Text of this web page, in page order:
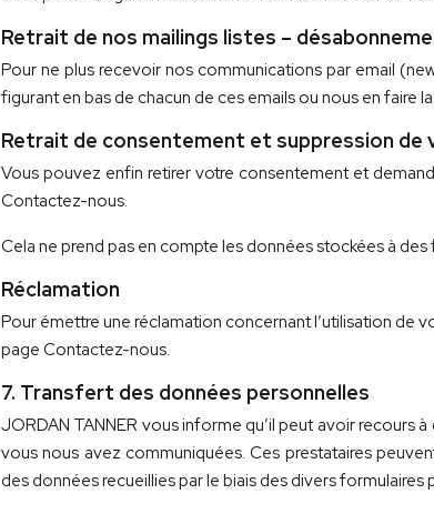
Retrait de nos mailings listes –
Pour ne plus recevoir nos communications par email
figurant en bas de chacun de ces emails ou nous en faire
Retrait de consentement et suppression de
Vous pouvez enfin retirer votre consentement et
Contactez-nous.
Cela ne prend pas en compte les données stockées à
Réclamation
Pour émettre une réclamation concernant l’utilisation de
page Contactez-nous.
7. Transfert des données personnelles
JORDAN TANNER vous informe qu’il peut avoir recours
vous nous avez communiquées. Ces prestataires
des données recueillies par le biais des divers formulaires